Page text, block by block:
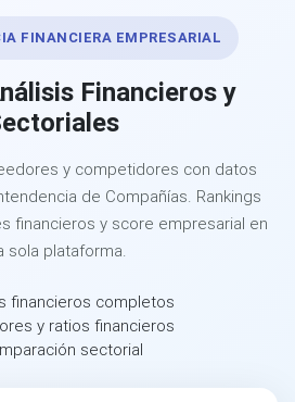
FINANCIERA EMPRESARIAL
Financieros y
y competidores con datos
de Compañías. Rankings
financieros y score empresarial en
sola plataforma.
financieros completos
y ratios financieros
sectorial